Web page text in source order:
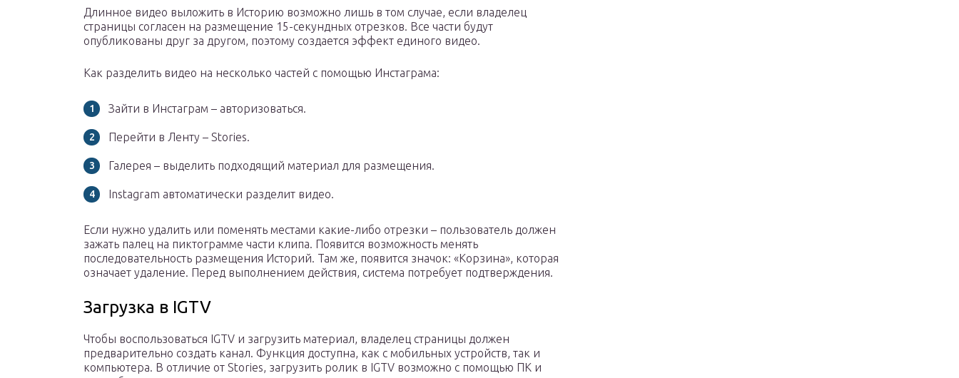
Длинное видео выложить в Историю возможно лишь в том случае, если владелец
страницы согласен на размещение 15-секундных отрезков. Все части будут
опубликованы друг за другом, поэтому создается эффект единого видео.
Как разделить видео на несколько частей с помощью Инстаграма:
Зайти в Инстаграм – авторизоваться.
Перейти в Ленту – Stories.
Галерея – выделить подходящий материал для размещения.
Instagram автоматически разделит видео.
Если нужно удалить или поменять местами какие-либо отрезки – пользователь должен
зажать палец на пиктограмме части клипа. Появится возможность менять
последовательность размещения Историй. Там же, появится значок: «Корзина», которая
означает удаление. Перед выполнением действия, система потребует подтверждения.
Загрузка в IGTV
Чтобы воспользоваться IGTV и загрузить материал, владелец страницы должен
предварительно создать канал. Функция доступна, как с мобильных устройств, так и
компьютера. В отличие от Stories, загрузить ролик в IGTV возможно с помощью ПК и